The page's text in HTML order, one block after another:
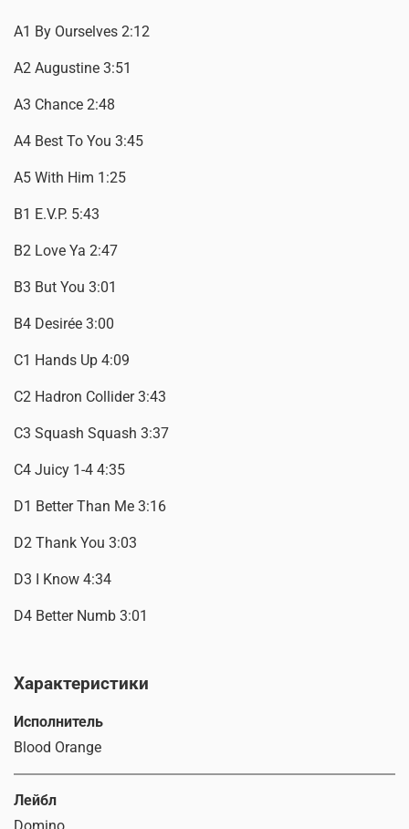
A1 By Ourselves 2:12
A2 Augustine 3:51
A3 Chance 2:48
A4 Best To You 3:45
A5 With Him 1:25
B1 E.V.P. 5:43
B2 Love Ya 2:47
B3 But You 3:01
B4 Desirée 3:00
C1 Hands Up 4:09
C2 Hadron Collider 3:43
C3 Squash Squash 3:37
C4 Juicy 1-4 4:35
D1 Better Than Me 3:16
D2 Thank You 3:03
D3 I Know 4:34
D4 Better Numb 3:01
Характеристики
Исполнитель
Blood Orange
Лейбл